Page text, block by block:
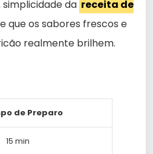
simplicidade da receita de
que os sabores frescos e
realmente brilhem.
de Preparo
15 min